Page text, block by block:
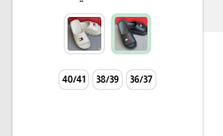
36/37
38/39
40/41